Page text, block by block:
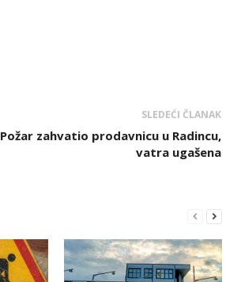
SLEDEĆI ČLANAK
Požar zahvatio prodavnicu u Radincu,
vatra ugašena